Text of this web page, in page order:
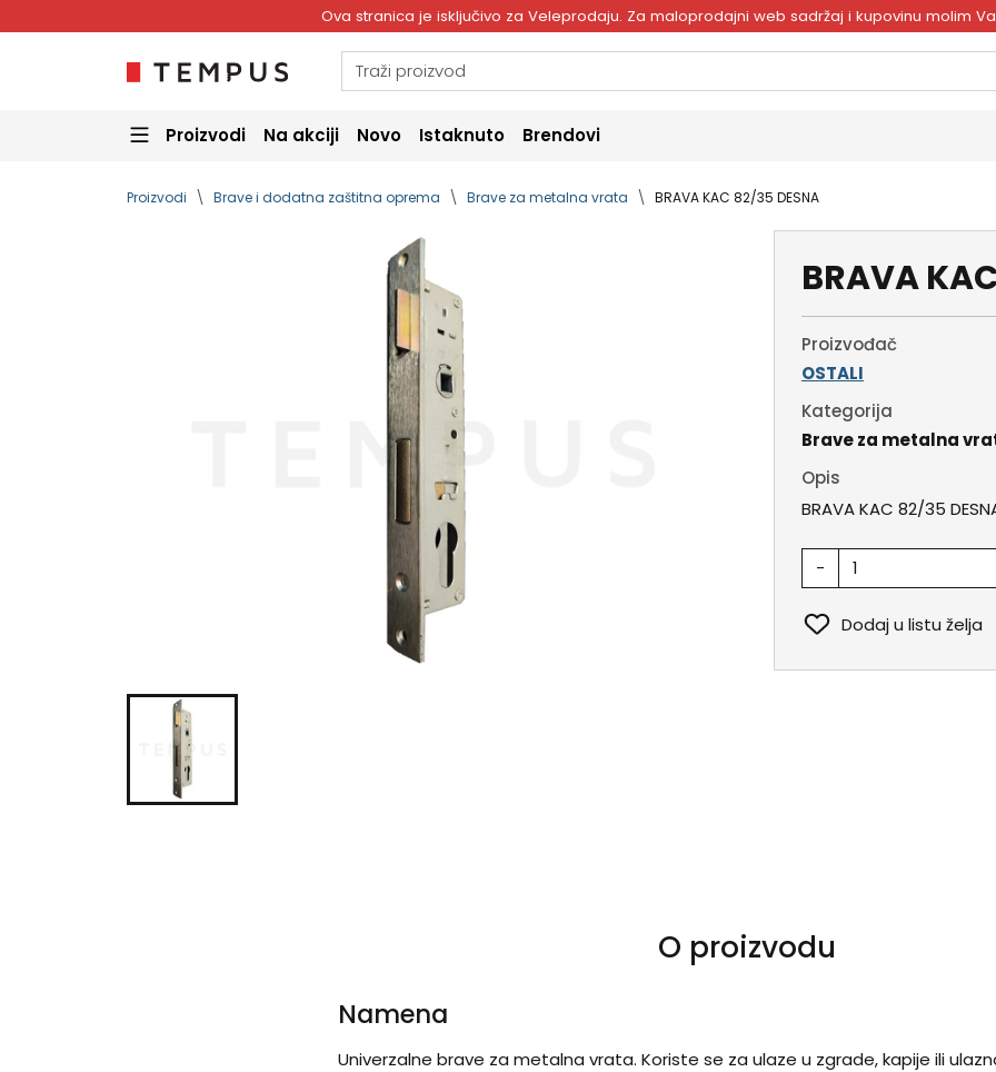
Ova stranica je isključivo za Veleprodaju. Za maloprodajni web sadržaj i kupovinu molim
Proizvodi Na akciji Novo Istaknuto Brendovi
Proizvodi Brave i dodatna zaštitna oprema Brave za metalna vrata BRAVA KAC 82/35 DESNA
BRAVA
Proizvođač
OSTALI
Kategorija
Brave za metalna
Opis
BRAVA KAC 82/35
-
Dodaj u listu želja
O proizvodu
Namena
Univerzalne brave za metalna vrata. Koriste se za ulaze u zgrade, kapije ili